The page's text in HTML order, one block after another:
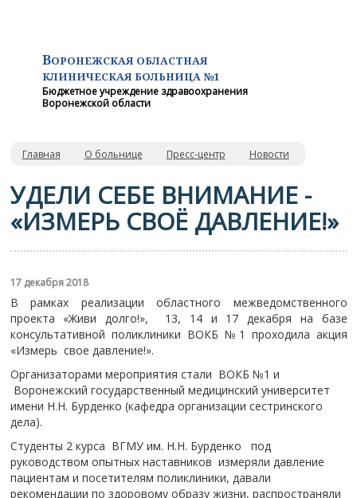
ВОРОНЕЖСКАЯ ОБЛАСТНАЯ
КЛИНИЧЕСКАЯ БОЛЬНИЦА №1
Бюджетное учреждение здравоохранения
Воронежской области
Главная О больнице Пресс-центр Новости
УДЕЛИ СЕБЕ ВНИМАНИЕ -
«ИЗМЕРЬ СВОЁ ДАВЛЕНИЕ!»
17 декабря 2018
В рамках реализации областного межведомственного
проекта «Живи долго!», 13, 14 и 17 декабря на базе
консультативной поликлиники ВОКБ №1 проходила акция
«Измерь свое давление!».
Организаторами мероприятия стали ВОКБ №1 и
Воронежский государственный медицинский университет
имени Н.Н. Бурденко (кафедра организации сестринского
дела).
Студенты 2 курса ВГМУ им. Н.Н. Бурденко под
руководством опытных наставников измеряли давление
пациентам и посетителям поликлиники, давали
рекомендации по здоровому образу жизни, распространяли